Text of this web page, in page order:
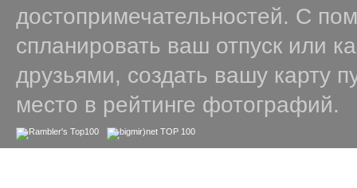
достопримечательностей. С
спланировать ваш отпуск или
друзьями, создать вашу карту
место в рейтинге фотографий.